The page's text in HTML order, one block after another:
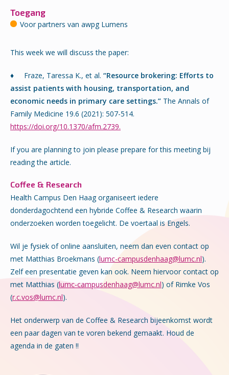
Toegang
Voor partners van awpg Lumens
This week we will discuss the paper:
♦ Fraze, Taressa K., et al. “Resource brokering: Efforts to
assist patients with housing, transportation, and
economic needs in primary care settings.” The Annals of
Family Medicine 19.6 (2021): 507-514.
https://doi.org/10.1370/afm.2739.
If you are planning to join please prepare for this meeting bij
reading the article.
Coffee & Research
Health Campus Den Haag organiseert iedere
donderdagochtend een hybride Coffee & Research waarin
onderzoeken worden toegelicht. De voertaal is Engels.
Wil je fysiek of online aansluiten, neem dan even contact op
met Matthias Broekmans (lumc-campusdenhaag@lumc.nl).
Zelf een presentatie geven kan ook. Neem hiervoor contact op
met Matthias (lumc-campusdenhaag@lumc.nl) of Rimke Vos
(r.c.vos@lumc.nl).
Het onderwerp van de Coffee & Research bijeenkomst wordt
een paar dagen van te voren bekend gemaakt. Houd de
agenda in de gaten !!